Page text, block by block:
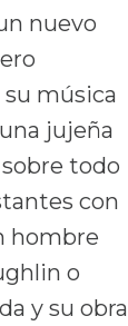
nuevo
música
jujeña
todo
con
hombre
o
y su obra